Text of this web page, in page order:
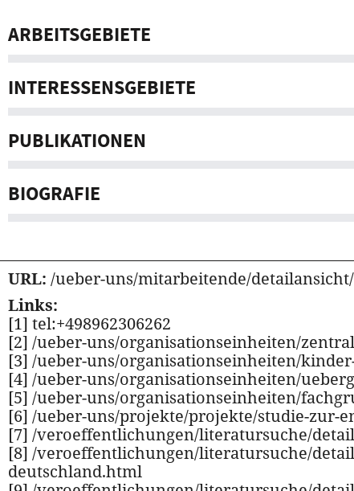
ARBEITSGEBIETE
INTERESSENSGEBIETE
PUBLIKATIONEN
BIOGRAFIE
URL: /ueber-uns/mitarbeitende/
Links:
[1] tel:+498962306262
[2] /ueber-uns/organisationseinheiten/
[3] /ueber-uns/organisationseinheiten/
[4] /ueber-uns/organisationseinheiten/
[5] /ueber-uns/organisationseinheiten/
[6] /ueber-uns/projekte/projekte/studie-zur-
[7] /veroeffentlichungen/literatursuche/
[8] /veroeffentlichungen/literatursuche/
deutschland.html